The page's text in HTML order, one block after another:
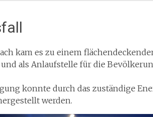
kam es zu einem
als Anlaufstelle für die
konnte durch das zuständige
werden.